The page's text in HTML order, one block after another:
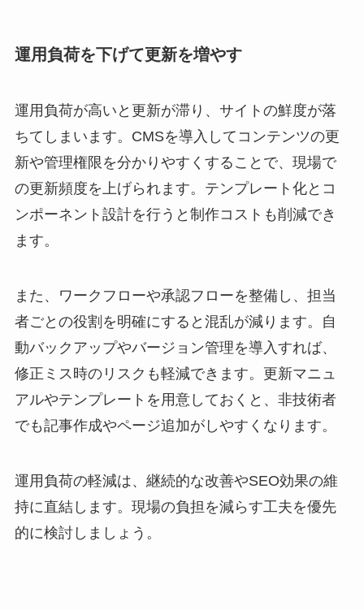
運用負荷を下げて更新を増やす
運用負荷が高いと更新が滞り、サイトの鮮度が落
ちてしまいます。CMSを導入してコンテンツの更
新や管理権限を分かりやすくすることで、現場で
の更新頻度を上げられます。テンプレート化とコ
ンポーネント設計を行うと制作コストも削減でき
ます。
また、ワークフローや承認フローを整備し、担当
者ごとの役割を明確にすると混乱が減ります。自
動バックアップやバージョン管理を導入すれば、
修正ミス時のリスクも軽減できます。更新マニュ
アルやテンプレートを用意しておくと、非技術者
でも記事作成やページ追加がしやすくなります。
運用負荷の軽減は、継続的な改善やSEO効果の維
持に直結します。現場の負担を減らす工夫を優先
的に検討しましょう。